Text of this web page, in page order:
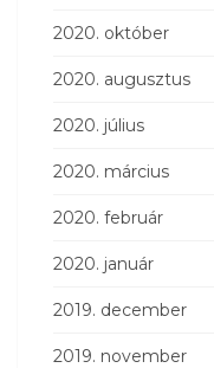
2020. október
2020. augusztus
2020. július
2020. március
2020. február
2020. január
2019. december
2019. november